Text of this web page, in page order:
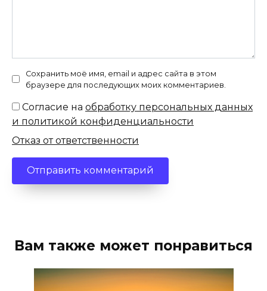
Сохранить моё имя, email и адрес сайта в этом
браузере для последующих моих комментариев.
Согласие на обработку персональных данных
и политикой конфиденциальности
Отказ от ответственности
Вам также может понравиться